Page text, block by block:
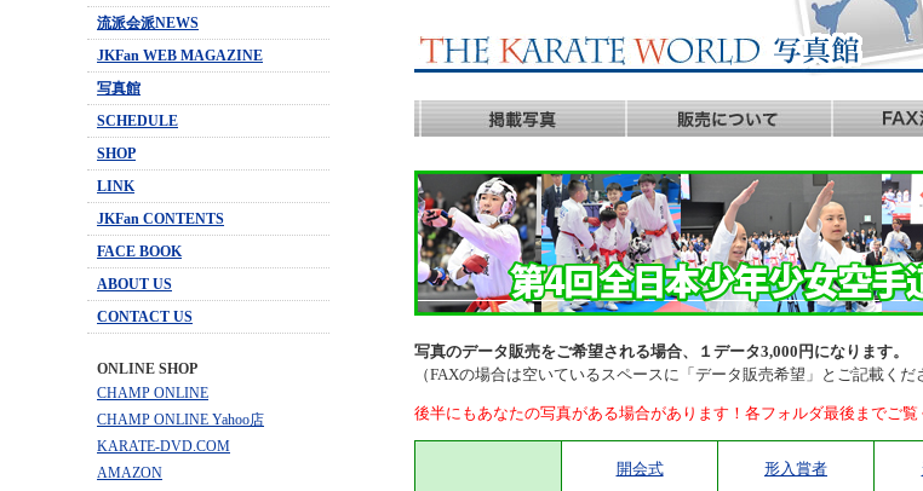
流派会派NEWS
JKFan WEB MAGAZINE
写真館
SCHEDULE
SHOP
LINK
JKFan CONTENTS
FACE BOOK
ABOUT US
CONTACT US
ONLINE SHOP
CHAMP ONLINE
CHAMP ONLINE Yahoo店
KARATE-DVD.COM
AMAZON
写真のデータ販売をご希望される場合、１データ3,000円になります。
（FAXの場合は空いているスペースに「データ販売希望」とご記載くだ
後半にもあなたの写真がある場合があります！各フォルダ最後までご覧
開会式 形入賞者